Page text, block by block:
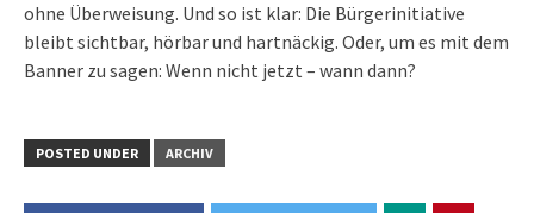
ohne Überweisung. Und so ist klar: Die Bürgerinitiative
bleibt sichtbar, hörbar und hartnäckig. Oder, um es mit dem
Banner zu sagen: Wenn nicht jetzt – wann dann?
POSTED UNDER ARCHIV